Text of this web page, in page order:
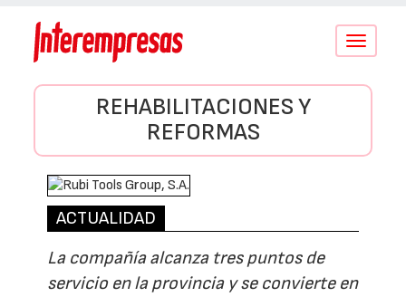
Conmutar
REHABILITACIONES Y
REFORMAS
ACTUALIDAD
La compañía alcanza tres puntos de
servicio en la provincia y se convierte en